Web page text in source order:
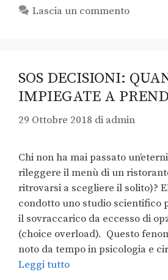
Lascia un commento
SOS DECISIONI:
IMPIEGATE A
29 Ottobre 2018 di admin
Chi non ha mai passato
rileggere il menù di un
ritrovarsi a scegliere il solito)?
condotto uno studio scientifico
il sovraccarico da eccesso di
(choice overload). Questo
noto da tempo in psicologia e
Leggi tutto